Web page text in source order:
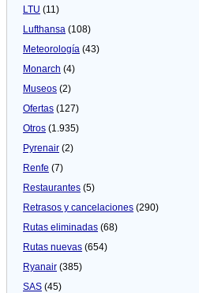
LTU (11)
Lufthansa (108)
Meteorologí­a (43)
Monarch (4)
Museos (2)
Ofertas (127)
Otros (1.935)
Pyrenair (2)
Renfe (7)
Restaurantes (5)
Retrasos y cancelaciones (290)
Rutas eliminadas (68)
Rutas nuevas (654)
Ryanair (385)
SAS (45)